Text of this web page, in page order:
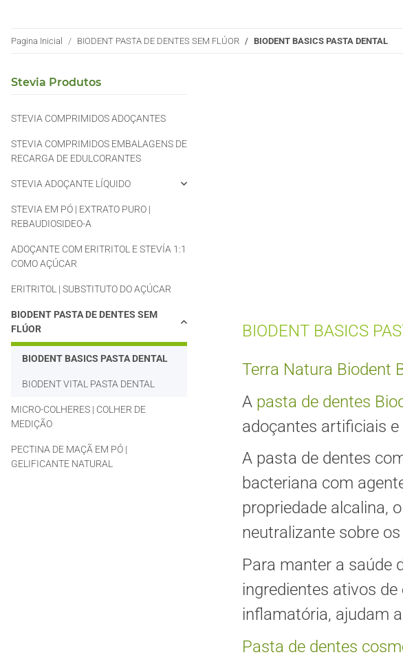
Pagina Inicial BIODENT PASTA DE DENTES SEM FLÚOR BIODENT BASICS PASTA DENTAL
BIODENT BASICS
Terra Natura Biodent
A pasta de dentes
adoçantes artificiais
A pasta de dentes
bacteriana com
propriedade alcalina,
neutralizante sobre
Para manter a saúde
ingredientes ativos
inflamatória, ajudam
Pasta de dentes
Stevia Produtos
STEVIA COMPRIMIDOS ADOÇANTES
STEVIA COMPRIMIDOS EMBALAGENS DE
RECARGA DE EDULCORANTES
STEVIA ADOÇANTE LÍQUIDO
STEVIA EM PÓ | EXTRATO PURO |
REBAUDIOSIDEO-A
ADOÇANTE COM ERITRITOL E STEVÍA 1:1
COMO AÇÚCAR
ERITRITOL | SUBSTITUTO DO AÇÚCAR
BIODENT PASTA DE DENTES SEM
FLÚOR
BIODENT BASICS PASTA DENTAL
BIODENT VITAL PASTA DENTAL
MICRO-COLHERES | COLHER DE
MEDIÇÃO
PECTINA DE MAÇÃ EM PÓ |
GELIFICANTE NATURAL